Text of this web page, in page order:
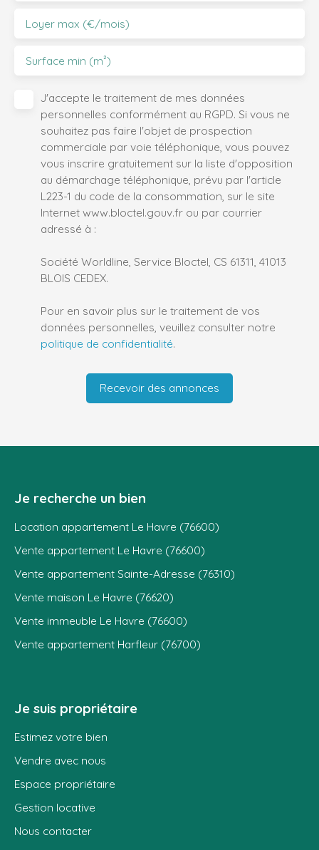
Loyer max (€/mois)
Surface min (m²)
J'accepte le traitement de mes données
personnelles conformément au RGPD. Si vous ne
souhaitez pas faire l'objet de prospection
commerciale par voie téléphonique, vous pouvez
vous inscrire gratuitement sur la liste d'opposition
au démarchage téléphonique, prévu par l'article
L223-1 du code de la consommation, sur le site
Internet www.bloctel.gouv.fr ou par courrier
adressé à :
Société Worldline, Service Bloctel, CS 61311, 41013
BLOIS CEDEX.
Pour en savoir plus sur le traitement de vos
données personnelles, veuillez consulter notre
politique de confidentialité.
Recevoir des annonces
Je recherche un bien
Location appartement Le Havre (76600)
Vente appartement Le Havre (76600)
Vente appartement Sainte-Adresse (76310)
Vente maison Le Havre (76620)
Vente immeuble Le Havre (76600)
Vente appartement Harfleur (76700)
Je suis propriétaire
Estimez votre bien
Vendre avec nous
Espace propriétaire
Gestion locative
Nous contacter